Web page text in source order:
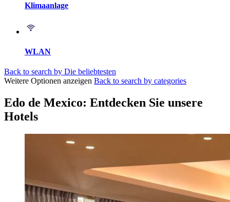
Klimaanlage
WLAN
Back to search by Die beliebtesten
Weitere Optionen anzeigen Back to search by categories
Edo de Mexico: Entdecken Sie unsere
Hotels